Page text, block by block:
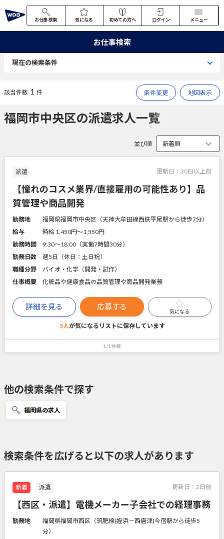
お仕事検索 気になる 初めての方へ ログイン メニュー
お仕事検索
現在の検索条件
該当件数 1 件 条件変更 地図表示
福岡市中央区の派遣求人一覧
並び順
派遣 更新日： 30日以上前
【憧れのコスメ業界/直接雇用の可能性あり】品
質管理や商品開発
勤務地
福岡県福岡市中央区（天神大牟田線西鉄平尾駅から徒歩7分）
給与
時給 1,450円〜1,550円
勤務時間
9:30～18:00（実働7時間30分）
勤務日数
週5日（休日：土日祝）
職種分野
バイオ・化学（開発・試作）
仕事概要
化粧品や健康食品の品質管理や商品開発業務
詳細を見る 応募する
気になる
5人が気になるリストに保存しています
1/1件目
他の検索条件で探す
福岡県の求人
検索条件を広げると以下の求人があります
新着 派遣 更新日： 2日前
【西区・派遣】電機メーカー子会社での経理事務
勤務地
福岡県福岡市西区（筑肥線(姪浜－西唐津)今宿駅から徒歩5
分）